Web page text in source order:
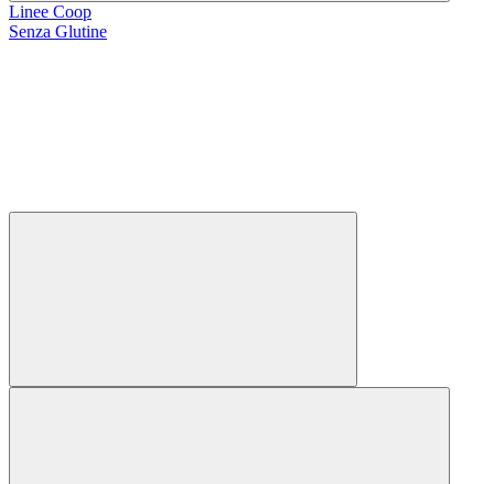
Linee Coop
Senza Glutine